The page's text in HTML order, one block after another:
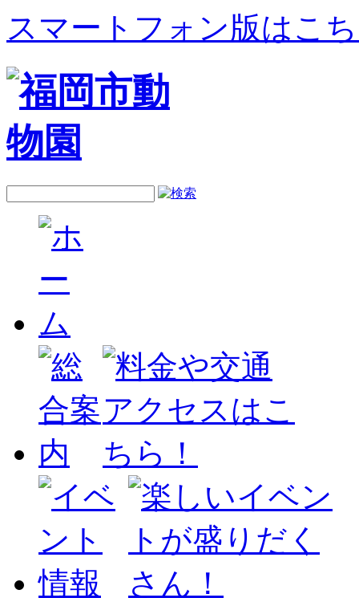
スマートフォン版はこ